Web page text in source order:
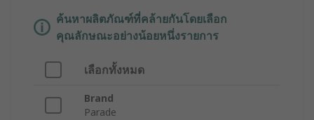
ค้นหาผลิตภัณฑ์ที่คล้ายกันโดยเลือก
คุณลักษณะอย่างน้อยหนึ่งรายการ
เลือกทั้งหมด
Brand
Parade